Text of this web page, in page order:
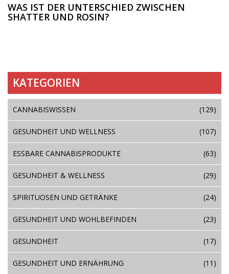
WAS IST DER UNTERSCHIED ZWISCHEN
SHATTER UND ROSIN?
KATEGORIEN
CANNABISWISSEN (129)
GESUNDHEIT UND WELLNESS (107)
ESSBARE CANNABISPRODUKTE (63)
GESUNDHEIT & WELLNESS (29)
SPIRITUOSEN UND GETRÄNKE (24)
GESUNDHEIT UND WOHLBEFINDEN (23)
GESUNDHEIT (17)
GESUNDHEIT UND ERNÄHRUNG (11)